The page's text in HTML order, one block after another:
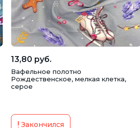
13,80 руб.
Вафельное полотно
Рождественское, мелкая клетка,
серое
Закончился